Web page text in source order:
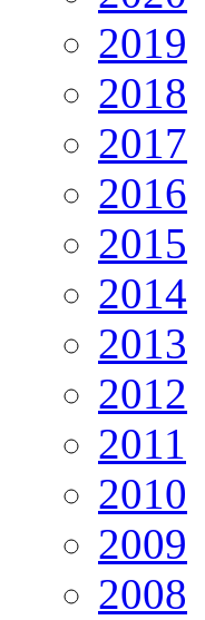
2019
2018
2017
2016
2015
2014
2013
2012
2011
2010
2009
2008